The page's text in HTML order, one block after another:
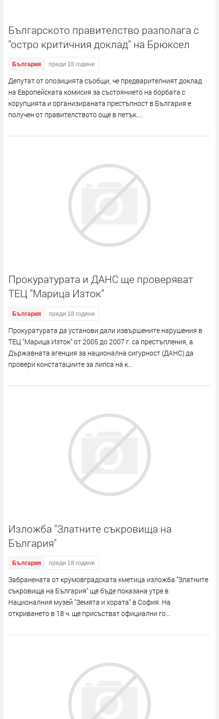
Българското правителство разполага с
"остро критичния доклад" на Брюксел
България преди 18 години
Депутат от опозицията съобщи, че предварителният доклад
на Европейската комисия за състоянието на борбата с
корупцията и организираната престъпност в България е
получен от правителството още в петък....
Прокуратурата и ДАНС ще проверяват
ТЕЦ "Марица Изток"
България преди 18 години
Прокуратурата да установи дали извършените нарушения в
ТЕЦ "Марица Изток" от 2005 до 2007 г. са престъпления, а
Държавната агенция за национална сигурност (ДАНС) да
провери констатациите за липса на к...
Изложба "Златните съкровища на
България"
България преди 18 години
Забранената от крумовградската кметица изложба "Златните
съкровища на България" ще бъде показана утре в
Националния музей "Земята и хората" в София. На
откриването в 18 ч. ще присъстват официални го...